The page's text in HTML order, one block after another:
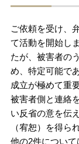
ご依頼を受け、
て活動を開始し
たが、被害者の
め、特定可能で
成立が極めて重
被害者側と連絡
い反省の意を伝
（宥恕）を得ら
他の2件につい